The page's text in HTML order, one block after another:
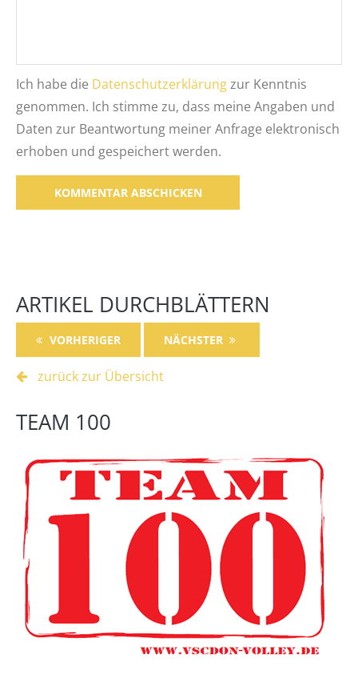
Ich habe die Datenschutzerklärungzur Kenntnis
genommen. Ich stimme zu, dass meine Angaben und
Daten zur Beantwortung meiner Anfrage elektronisch
erhoben und gespeichert werden.
ARTIKEL DURCHBLÄTTERN
VORHERIGER NÄCHSTER
zurück zur Übersicht
TEAM 100